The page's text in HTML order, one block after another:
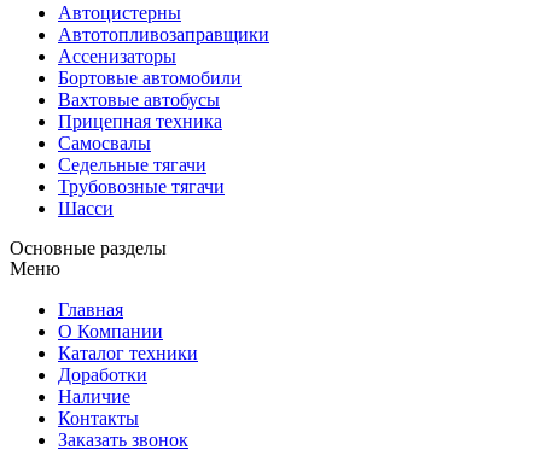
Автоцистерны
Автотопливозаправщики
Ассенизаторы
Бортовые автомобили
Вахтовые автобусы
Прицепная техника
Самосвалы
Седельные тягачи
Трубовозные тягачи
Шасси
Основные разделы
Меню
Главная
О Компании
Каталог техники
Доработки
Наличие
Контакты
Заказать звонок